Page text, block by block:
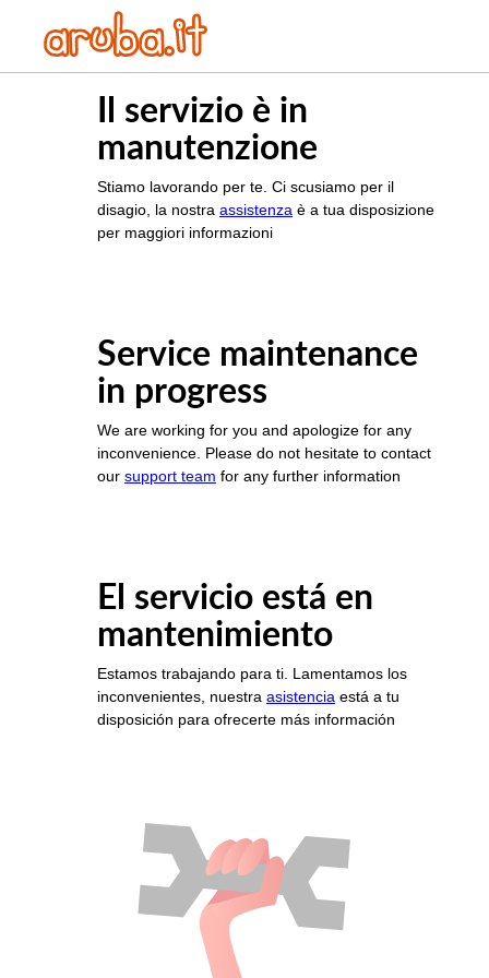
Il servizio è in
manutenzione
Stiamo lavorando per te. Ci scusiamo per il
disagio, la nostra assistenza è a tua disposizione
per maggiori informazioni
Service maintenance
in progress
We are working for you and apologize for any
inconvenience. Please do not hesitate to contact
our support team for any further information
El servicio está en
mantenimiento
Estamos trabajando para ti. Lamentamos los
inconvenientes, nuestra asistencia está a tu
disposición para ofrecerte más información